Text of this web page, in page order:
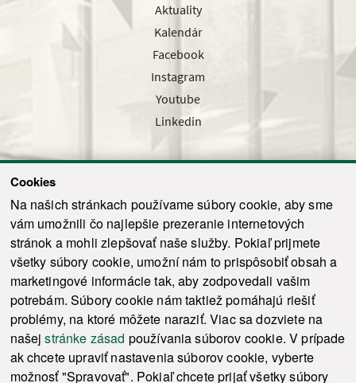
Cookies
Na našich stránkach používame súbory cookie, aby sme
vám umožnili čo najlepšie prezeranie internetových
stránok a mohli zlepšovať naše služby. Pokiaľ prijmete
všetky súbory cookie, umožní nám to prispôsobiť obsah a
marketingové informácie tak, aby zodpovedali vašim
potrebám. Súbory cookie nám taktiež pomáhajú riešiť
problémy, na ktoré môžete naraziť. Viac sa dozviete na
našejstránke zásad používania súborov cookie. V prípade
ak chcete upraviť nastavenia súborov cookie, vyberte
možnosť "Spravovať". Pokiaľ chcete prijať všetky súbory
Aktuality
Kalendár
Facebook
Instagram
Youtube
Linkedin
Odoslať
© 2021-2026 ku.sk. Všetky práva vyhradené. | Ochrana osobných údajov
Vyhlásenie o prístupnosti |
Admin